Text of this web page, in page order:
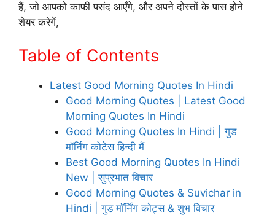
हैं, जो आपको काफी पसंद आएँगे, और अपने दोस्तों के पास होने
शेयर करेगें,
Table of Contents
Latest Good Morning Quotes In Hindi
Good Morning Quotes | Latest Good
Morning Quotes In Hindi
Good Morning Quotes In Hindi | गुड
मॉर्निंग कोटेस हिन्दी मैं
Best Good Morning Quotes In Hindi
New | सुप्रभात विचार
Good Morning Quotes & Suvichar in
Hindi | गुड मॉर्निंग कोट्स & शुभ विचार